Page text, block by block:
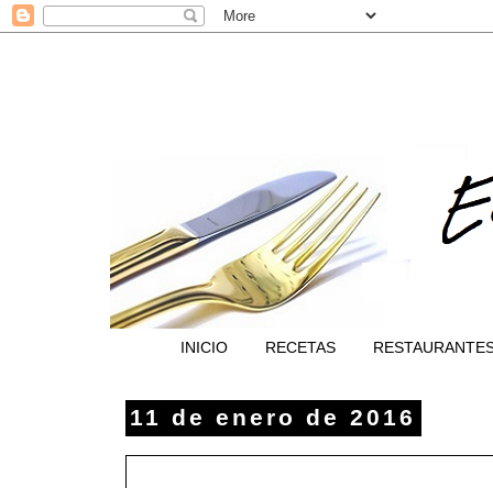
INICIO RECETAS
11 de enero de 2016